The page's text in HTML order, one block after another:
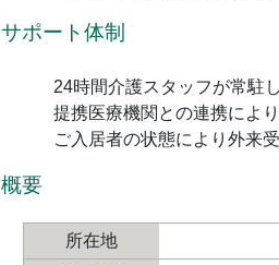
サポート体制
24時間介護スタッフが常駐
提携医療機関との連携によ
ご入居者の状態により外来
概要
所在地